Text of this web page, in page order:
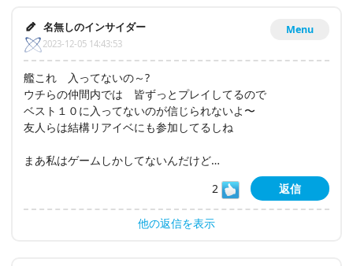
Menu
名無しのインサイダー
2023-12-05 14:43:53
艦これ 入ってないの～?
ウチらの仲間内では 皆ずっとプレイしてるので
ベスト１０に入ってないのが信じられないよ〜
友人らは結構リアイベにも参加してるしね
まあ私はゲームしかしてないんだけど…
2
返信
他の返信を表示